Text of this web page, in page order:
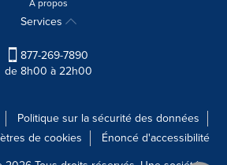
À propos
Services
877-269-7890
de 8h00 à 22h00
Politique sur la sécurité des données
de cookies
Énoncé d'accessibilité